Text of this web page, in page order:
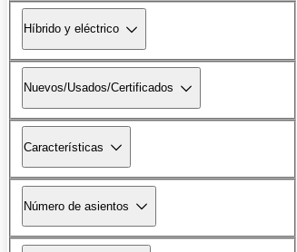
Híbrido y eléctrico
Nuevos/Usados/Certificados
Características
Número de asientos